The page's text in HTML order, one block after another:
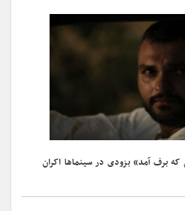
که برف آمد» بزودی در سینماها اکران